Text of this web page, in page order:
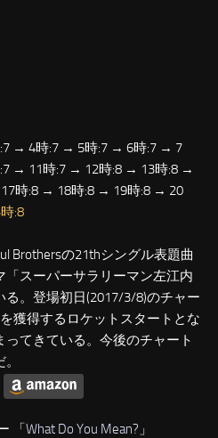
→ 4時:7 → 5時:7 → 6時:7 → 7
→ 11時:7 → 12時:8 → 13時:8 →
時:8 → 18時:8 → 19時:8 → 20
:8
Brothersの21thシングル表題曲
スーパーサラリーマン左江内
。登場初日(2017/3/8)のチャー
獲得するロケットスタートとな
てきている。今後のチャート
「What Do You Mean? 」